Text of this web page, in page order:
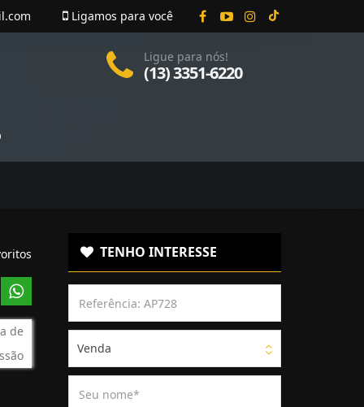
Ligamos para você
Ligue para nós!
(13) 3351-6220
de
TENHO INTERESSE
Venda